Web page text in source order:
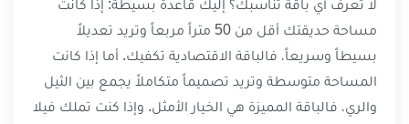
لا تعرف أي باقة تناسبك؟ إليك قاعدة بسيطة: إذا كانت
مساحة حديقتك أقل من 50 متراً مربعاً وتريد تعديلاً
بسيطاً وسريعاً، فالباقة الاقتصادية تكفيك. أما إذا كانت
المساحة متوسطة وتريد تصميماً متكاملاً يجمع بين الثيل
والري، فالباقة المميزة هي الخيار الأمثل. وإذا كنت تملك فيلا